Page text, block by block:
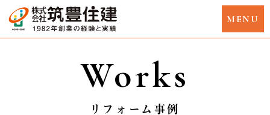
Works
リフォーム事例